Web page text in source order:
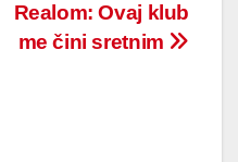
Realom: Ovaj klub
me čini sretnim